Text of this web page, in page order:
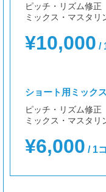
ピッチ・リズム修正
ミックス・マスタリ
¥10,000 /
ショート用ミックス
ピッチ・リズム修正
ミックス・マスタリ
¥6,000 / 1